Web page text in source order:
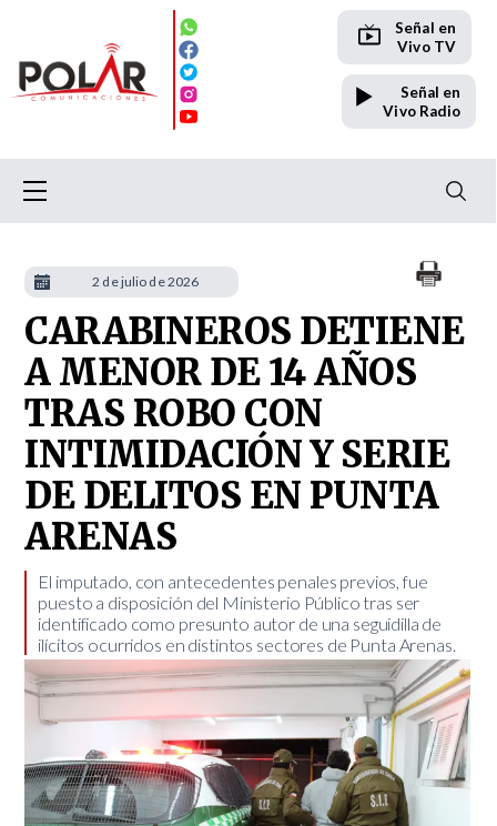
Señal en
Vivo TV
Señal en
Vivo Radio
CARABINEROS DETIENE
A MENOR DE 14 AÑOS
TRAS ROBO CON
INTIMIDACIÓN Y SERIE
DE DELITOS EN PUNTA
ARENAS
El imputado, con antecedentes penales previos, fue
puesto a disposición del Ministerio Público tras ser
identificado como presunto autor de una seguidilla de
ilícitos ocurridos en distintos sectores de Punta Arenas.
2 de julio de 2026